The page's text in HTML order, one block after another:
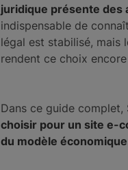
juridique présente des
indispensable de
légal est stabilisé, mais
rendent ce choix
Dans ce guide
choisir pour un site e-
du modèle